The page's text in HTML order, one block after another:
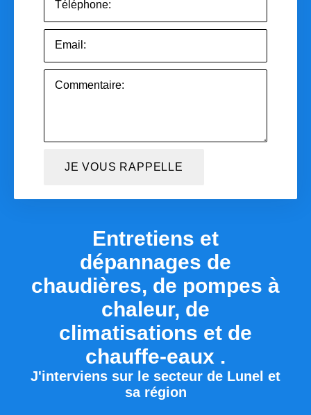
Entretiens et
dépannages de
chaudières, de pompes à
chaleur, de
climatisations et de
chauffe-eaux .
J'interviens sur le secteur de Lunel et
sa région